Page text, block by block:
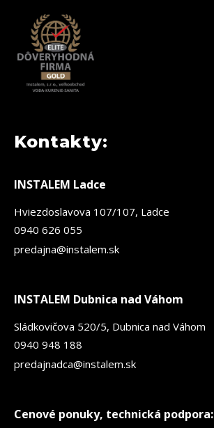
Kontakty:
INSTALEM Ladce
Hviezdoslavova 107/107, Ladce
0940 626 055
predajna@instalem.sk
INSTALEM Dubnica nad Váhom
Sládkovičova 520/5, Dubnica nad Váhom
0940 948 188
predajnadca@instalem.sk
Cenové ponuky, technická podpora: